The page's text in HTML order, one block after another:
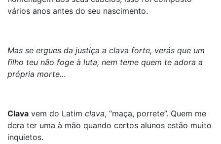
vários anos antes do seu nascimento.
Mas se ergues da justiça a clava forte, verás que um
filho teu não foge à luta, nem teme quem te adora a
própria morte…
Clava vem do Latim clava, “maça, porrete”. Quem me
dera ter uma à mão quando certos alunos estão muito
inquietos.